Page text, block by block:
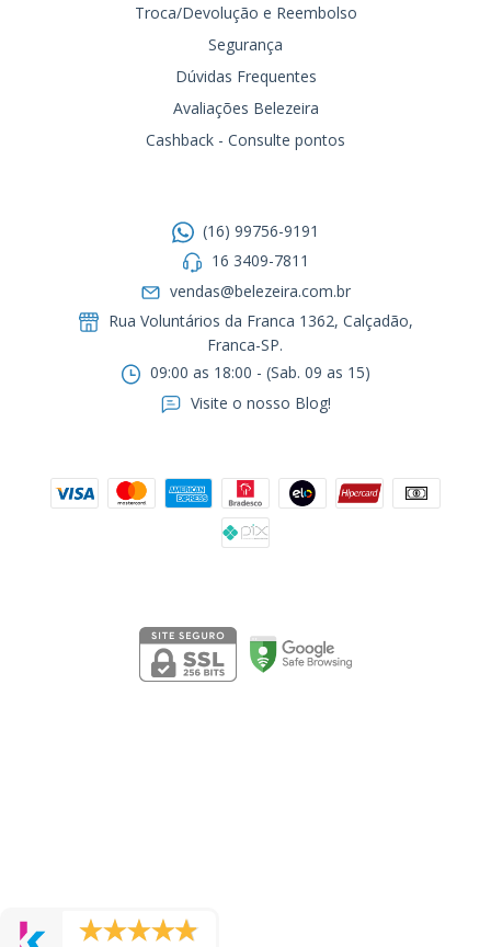
Troca/Devolução e Reembolso
Segurança
Dúvidas Frequentes
Avaliações Belezeira
Cashback - Consulte pontos
(16) 99756-9191
16 3409-7811
vendas@belezeira.com.br
Rua Voluntários da Franca 1362, Calçadão,
Franca-SP.ㅤㅤㅤㅤㅤㅤㅤㅤㅤㅤㅤ
09:00 as 18:00 - (Sab. 09 as 15)
Visite o nosso Blog!